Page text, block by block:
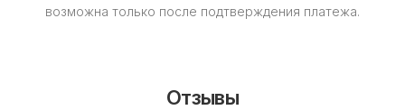
возможна только после подтверждения платежа.
Отзывы